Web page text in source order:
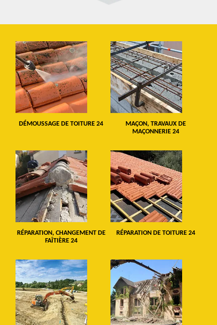
DÉMOUSSAGE DE TOITURE 24
MAÇON, TRAVAUX DE
MAÇONNERIE 24
RÉPARATION, CHANGEMENT DE
FAÎTIÈRE 24
RÉPARATION DE TOITURE 24